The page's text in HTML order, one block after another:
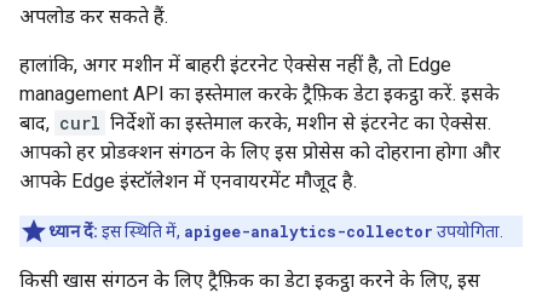
अपलोड कर सकते हैं.
हालांकि, अगर मशीन में बाहरी इंटरनेट ऐक्सेस नहीं है, तो Edge
management API का इस्तेमाल करके ट्रैफ़िक डेटा इकट्ठा करें. इसके
बाद, curl निर्देशों का इस्तेमाल करके, मशीन से इंटरनेट का ऐक्सेस.
आपको हर प्रोडक्शन संगठन के लिए इस प्रोसेस को दोहराना होगा और
आपके Edge इंस्टॉलेशन में एनवायरमेंट मौजूद है.
ध्यान दें: इस स्थिति में, apigee-analytics-collector उपयोगिता.
किसी खास संगठन के लिए ट्रैफ़िक का डेटा इकट्ठा करने के लिए, इस